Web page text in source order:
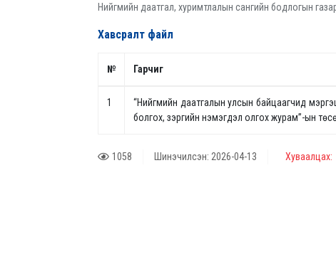
Нийгмийн даатгал, хуримтлалын сангийн бодлогын
Хавсралт файл
№ Гарчиг
1
“Нийгмийн даатгалын улсын байцаагчид
болгох, зэргийн нэмэгдэл олгох журам”-ын
1058 Шинэчилсэн: 2026-04-13 Хуваалцах: